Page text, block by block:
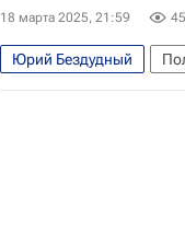
18 марта 2025, 21:59
Юрий Бездудный
Россия